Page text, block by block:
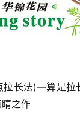
长法)—算是拉
之作